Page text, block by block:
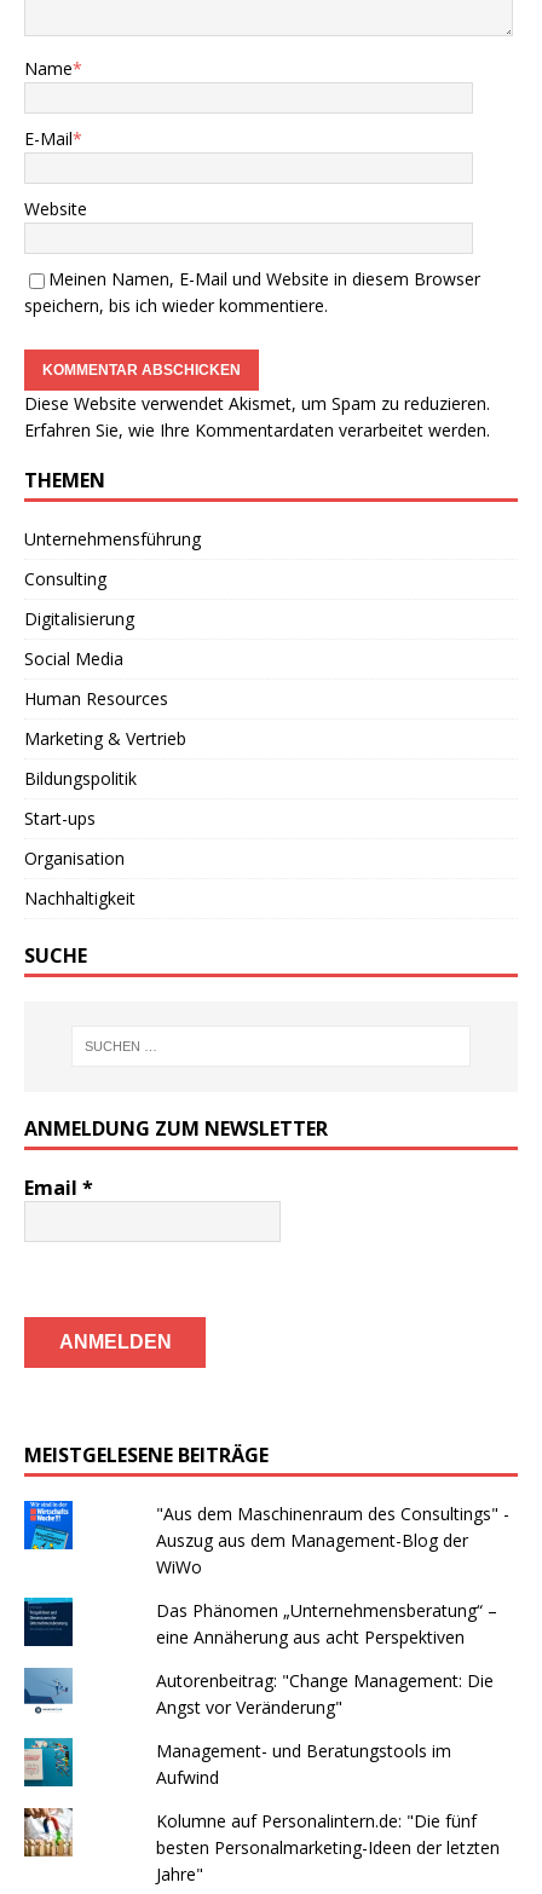
Name*
E-Mail*
Website
Meinen Namen, E-Mail und Website in diesem Browser
speichern, bis ich wieder kommentiere.
Diese Website verwendet Akismet, um Spam zu reduzieren.
Erfahren Sie, wie Ihre Kommentardaten verarbeitet werden.
THEMEN
Unternehmensführung
Consulting
Digitalisierung
Social Media
Human Resources
Marketing & Vertrieb
Bildungspolitik
Start-ups
Organisation
Nachhaltigkeit
SUCHE
ANMELDUNG ZUM NEWSLETTER
Email *
MEISTGELESENE BEITRÄGE
"Aus dem Maschinenraum des Consultings" -
Auszug aus dem Management-Blog der
WiWo
Das Phänomen „Unternehmensberatung“ –
eine Annäherung aus acht Perspektiven
Autorenbeitrag: "Change Management: Die
Angst vor Veränderung"
Management- und Beratungstools im
Aufwind
Kolumne auf Personalintern.de: "Die fünf
besten Personalmarketing-Ideen der letzten
Jahre"